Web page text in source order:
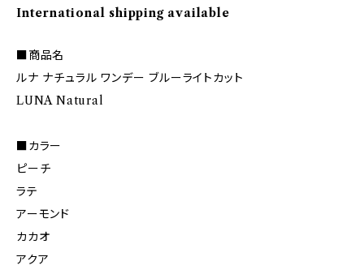
International shipping available
■商品名
ルナ ナチュラル ワンデー ブルーライトカット
LUNA Natural
■カラー
ピーチ
ラテ
アーモンド
カカオ
アクア